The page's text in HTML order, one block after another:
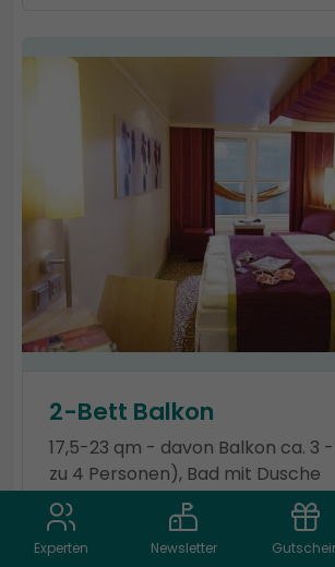
2-Bett Balkon
17,5-23 qm - davon Balkon ca. 3
zu 4 Personen), Bad mit Dusche
Kabinentyp: Balkon
Kategorie: BB
Experten Newsletter